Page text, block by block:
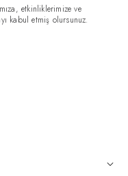
etkinliklerimize ve
kabul etmiş olursunuz.